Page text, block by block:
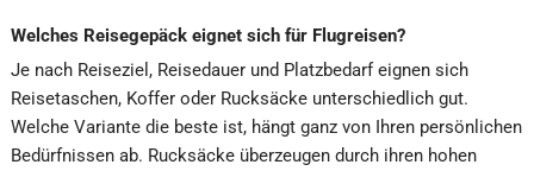
Welches Reisegepäck eignet sich für Flugreisen?
Je nach Reiseziel, Reisedauer und Platzbedarf eignen sich
Reisetaschen, Koffer oder Rucksäcke unterschiedlich gut.
Welche Variante die beste ist, hängt ganz von Ihren persönlichen
Bedürfnissen ab. Rucksäcke überzeugen durch ihren hohen